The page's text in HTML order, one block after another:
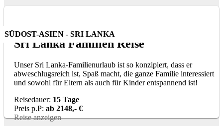
SÜDOST-ASIEN - SRI LANKA
Sri Lanka Familien Reise
Unser Sri Lanka-Familienurlaub ist so konzipiert, dass er
abweschlugsreich ist, Spaß macht, die ganze Familie interessiert
und sowohl für Eltern als auch für Kinder entspannend ist!
Reisedauer: 15 Tage
Preis p.P: ab 2148,- €
Reise anzeigen